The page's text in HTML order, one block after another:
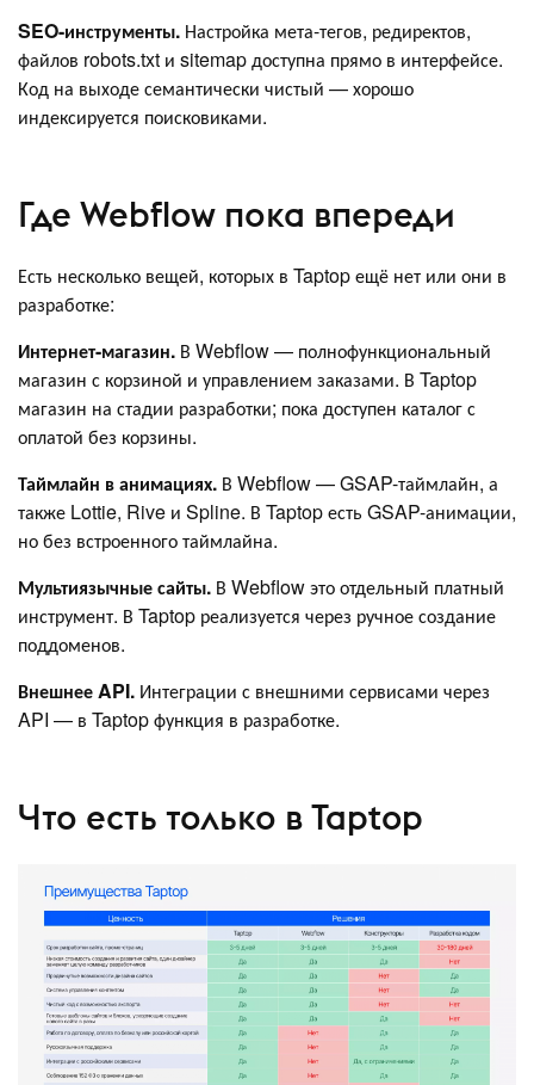
SEO-инструменты. Настройка мета-тегов, редиректов,
файлов robots.txt и sitemap доступна прямо в интерфейсе.
Код на выходе семантически чистый — хорошо
индексируется поисковиками.
Где Webflow пока впереди
Есть несколько вещей, которых в Taptop ещё нет или они в
разработке:
Интернет-магазин. В Webflow — полнофункциональный
магазин с корзиной и управлением заказами. В Taptop
магазин на стадии разработки; пока доступен каталог с
оплатой без корзины.
Таймлайн в анимациях. В Webflow — GSAP-таймлайн, а
также Lottie, Rive и Spline. В Taptop есть GSAP-анимации,
но без встроенного таймлайна.
Мультиязычные сайты. В Webflow это отдельный платный
инструмент. В Taptop реализуется через ручное создание
поддоменов.
Внешнее API. Интеграции с внешними сервисами через
API — в Taptop функция в разработке.
Что есть только в Taptop